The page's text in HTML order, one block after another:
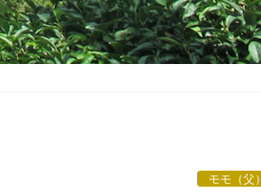
モモ（父）